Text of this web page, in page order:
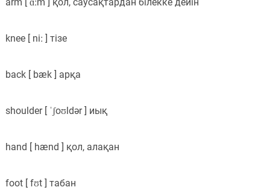
knee [ niː ] тізе
back [ bæk ] арқа
shoulder [ ˈʃoʊldər ] иық
hand [ hænd ] қол, алақан
foot [ fʊt ] табан